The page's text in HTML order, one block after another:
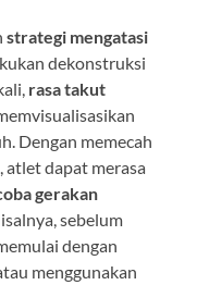
strategi mengatasi
dekonstruksi
rasa takut
Dengan memecah
atlet dapat merasa
gerakan
sebelum
dengan
menggunakan